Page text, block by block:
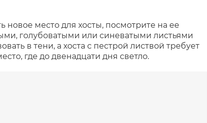
новое место для хосты, посмотрите на ее
голубоватыми или синеватыми листьями
в тени, а хоста с пестрой листвой требует
где до двенадцати дня светло.